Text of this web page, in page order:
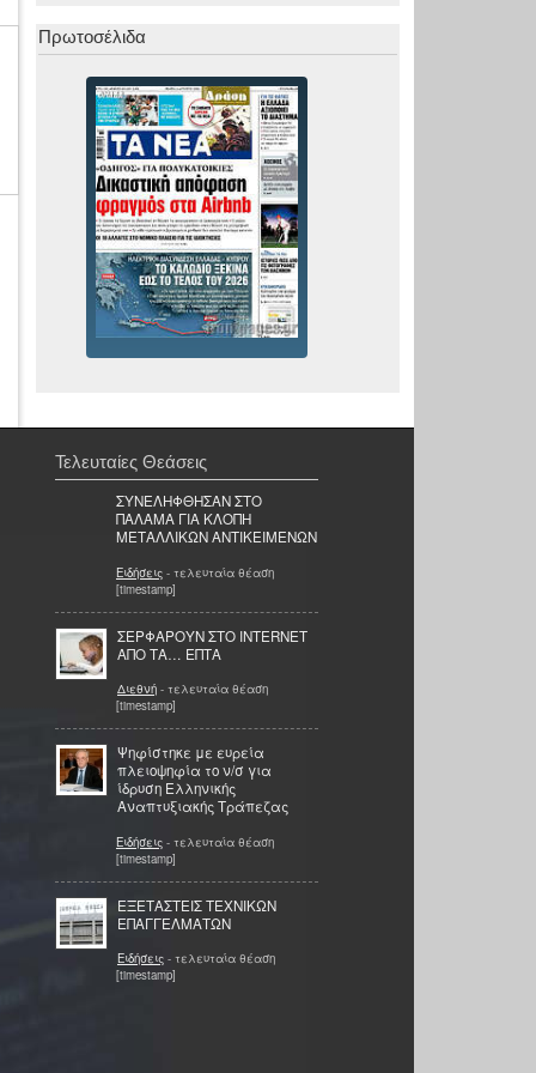
Πρωτοσέλιδα
Τελευταίες Θεάσεις
ΣΥΝΕΛΗΦΘΗΣΑΝ ΣΤΟ
ΠΑΛΑΜΑ ΓΙΑ ΚΛΟΠΗ
ΜΕΤΑΛΛΙΚΩΝ ΑΝΤΙΚΕΙΜΕΝΩΝ
Ειδήσεις - τελευταία θέαση
[timestamp]
ΣΕΡΦΑΡΟΥΝ ΣΤΟ INTERNET
ΑΠΟ ΤΑ… ΕΠΤΑ
Διεθνή - τελευταία θέαση
[timestamp]
Ψηφίστηκε με ευρεία
πλειοψηφία το ν/σ για
ίδρυση Ελληνικής
Αναπτυξιακής Τράπεζας
Ειδήσεις - τελευταία θέαση
[timestamp]
ΕΞΕΤΑΣΤΕΙΣ ΤΕΧΝΙΚΩΝ
ΕΠΑΓΓΕΛΜΑΤΩΝ
Ειδήσεις - τελευταία θέαση
[timestamp]